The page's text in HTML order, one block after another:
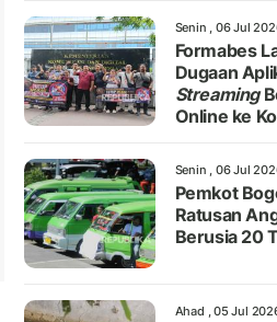
Senin , 06 Jul
Formabes
Dugaan
Streaming
Online ke
Senin , 06 Jul
Pemkot
Ratusan
Berusia 20
Ahad , 05 Jul